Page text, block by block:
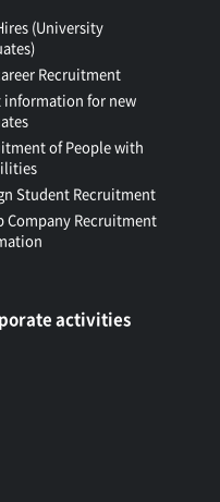
(University
Recruitment
information for new
of People with
Student Recruitment
Company Recruitment
activities